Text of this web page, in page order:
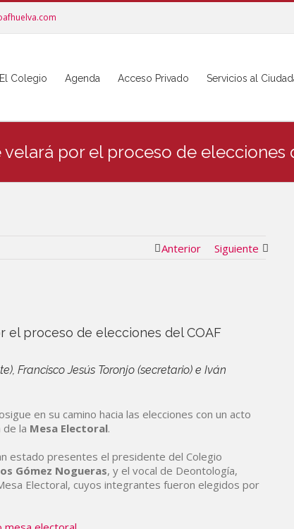
El Colegio Agenda Acceso Privado Servicios al
por el proceso de elecciones
Anterior Siguiente
el proceso de elecciones del COAF
Francisco Jesús Toronjo (secretario) e Iván
en su camino hacia las elecciones con un acto
la Mesa Electoral.
estado presentes el presidente del Colegio
Gómez Nogueras, y el vocal de Deontología,
Electoral, cuyos integrantes fueron elegidos por